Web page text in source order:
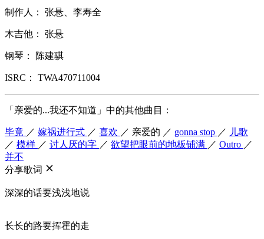
制作人： 张悬、李寿全
木吉他： 张悬
钢琴： 陈建骐
ISRC： TWA470711004
「亲爱的...我还不知道」中的其他曲目：
毕竟 ／ 嫁祸进行式 ／ 喜欢 ／ 亲爱的 ／ gonna stop ／ 儿歌
／ 模样 ／ 讨人厌的字 ／ 欲望把眼前的地板铺满 ／ Outro ／
并不
分享歌词
深深的话要浅浅地说
长长的路要挥霍的走